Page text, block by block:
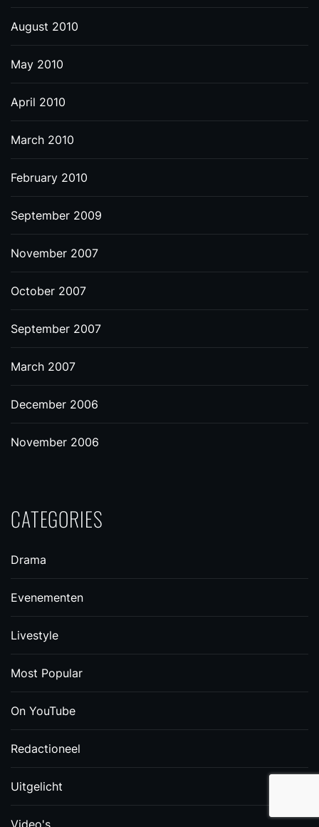
August 2010
May 2010
April 2010
March 2010
February 2010
September 2009
November 2007
October 2007
September 2007
March 2007
December 2006
November 2006
CATEGORIES
Drama
Evenementen
Livestyle
Most Popular
On YouTube
Redactioneel
Uitgelicht
Video's